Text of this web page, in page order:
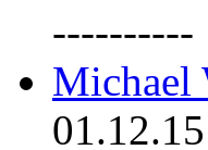
----------
Michael
01.12.15